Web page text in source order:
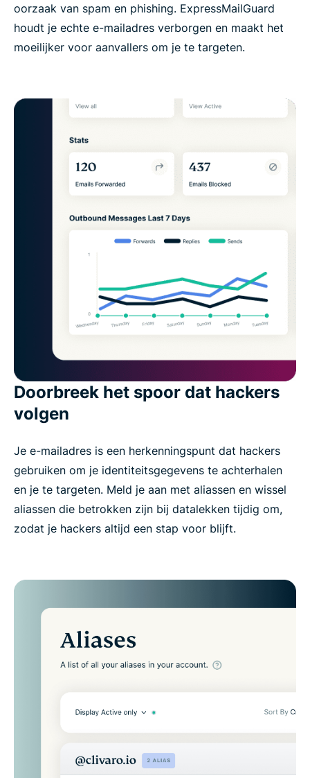
oorzaak van spam en phishing. ExpressMailGuard
houdt je echte e-mailadres verborgen en maakt het
moeilijker voor aanvallers om je te targeten.
Doorbreek het spoor dat hackers
volgen
Je e-mailadres is een herkenningspunt dat hackers
gebruiken om je identiteitsgegevens te achterhalen
en je te targeten. Meld je aan met aliassen en wissel
aliassen die betrokken zijn bij datalekken tijdig om,
zodat je hackers altijd een stap voor blijft.